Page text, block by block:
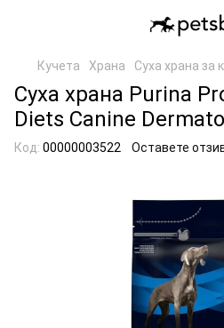
Кучета Храна Суха храна за
Суха храна Purina
Diets Canine
Код: 00000003522 Оставете